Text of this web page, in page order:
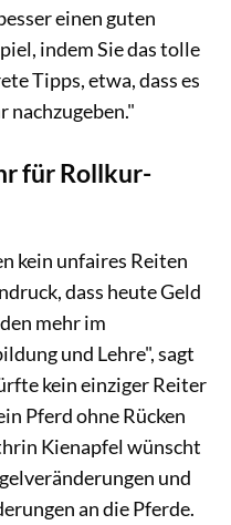
einen guten
indem Sie das tolle
Tipps, etwa, dass es
nachzugeben."
für Rollkur-
kein unfaires Reiten
dass heute Geld
mehr im
und Lehre", sagt
kein einziger Reiter
Pferd ohne Rücken
Kienapfel wünscht
und
an die Pferde.